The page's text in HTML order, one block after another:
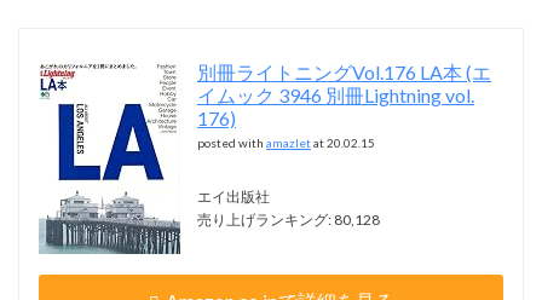
別冊ライトニングVol.176 LA本 (エ
イムック 3946 別冊Lightning vol.
176)
posted with amazletat 20.02.15
エイ出版社
売り上げランキング: 80,128